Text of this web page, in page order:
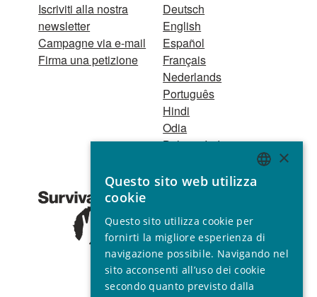
Iscriviti alla nostra
newsletter
Campagne via e-mail
Firma una petizione
Deutsch
English
Español
Français
Nederlands
Português
Hindi
Odia
Bahasa Indonesia
Registro Persone
1521 Registered
charity no. 267444 ©
2001 - 2026
Tutti i diritti riservati.
ENGLISH
SPANISH
FRENCH
ITALIAN
×
Questo sito web utilizza
cookie
Questo sito utilizza cookie per
fornirti la migliore esperienza di
navigazione possibile. Navigando nel
sito acconsenti all’uso dei cookie
secondo quanto previsto dalla